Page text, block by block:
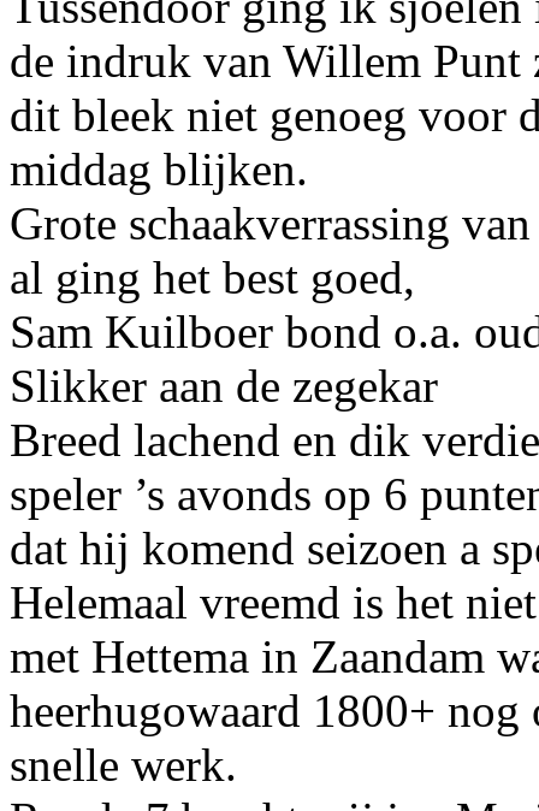
de indruk van Willem Punt
dit bleek niet genoeg voor
middag blijken.
Grote schaakverrassing
al ging het best goed,
Sam Kuilboer bond o.a.
Slikker aan de zegekar
Breed lachend en dik
speler ’s avonds op 6
dat hij komend seizoen a
Helemaal vreemd is het
met Hettema in Zaandam
heerhugowaard 1800+
snelle werk.